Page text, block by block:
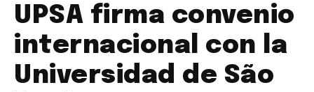
UPSA firma convenio
internacional con la
Universidad de São